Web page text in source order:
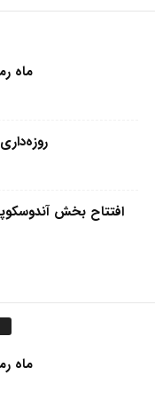
ماه
افتتاح بخش
ماه